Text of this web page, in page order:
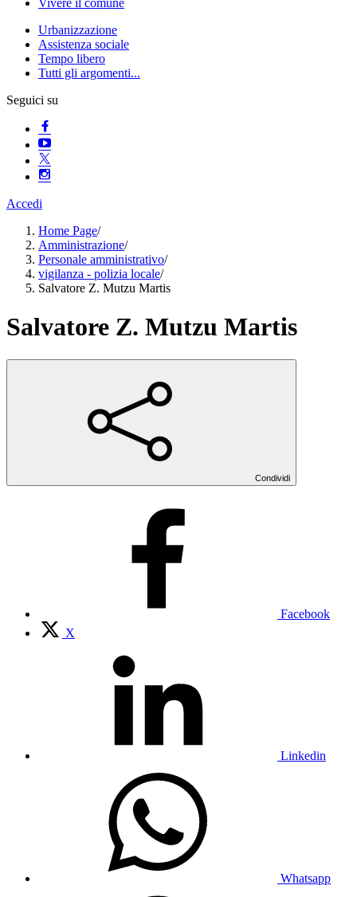
Vivere il comune
Urbanizzazione
Assistenza sociale
Tempo libero
Tutti gli argomenti...
Seguici su
Accedi
Home Page/
Amministrazione/
Personale amministrativo/
vigilanza - polizia locale/
Salvatore Z. Mutzu Martis
Salvatore Z. Mutzu Martis
Condividi
Facebook
X
Linkedin
Whatsapp